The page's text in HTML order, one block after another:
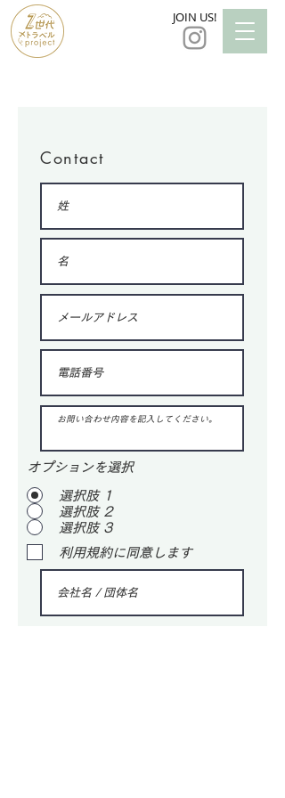
JOIN US!
Contact
オプションを選択
選択肢 1
選択肢 2
選択肢 3
利用規約に同意します